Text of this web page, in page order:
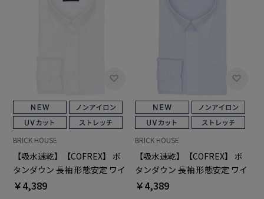
BRICK HOUSE
【吸水速乾】【COFREX】 ボ
タンダウン 長袖 形態安定 ワイ
シャツ
￥4,389
BRICK HOUSE
【吸水速乾】【COFREX】 ボ
タンダウン 長袖 形態安定 ワイ
シャツ
￥4,389